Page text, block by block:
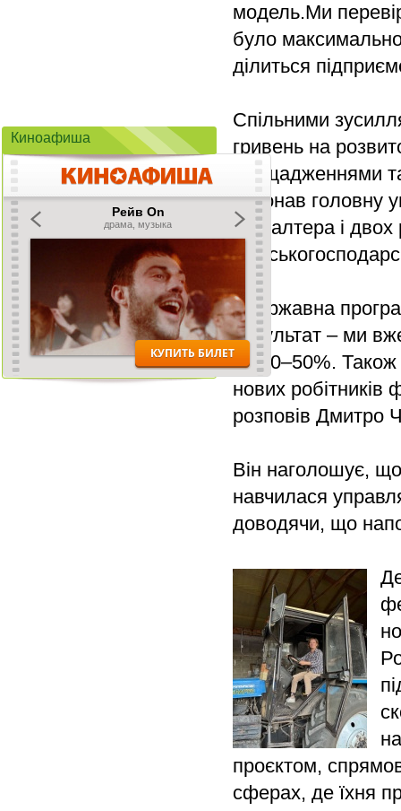
модель.Ми
було
ділиться
Спільними
гривень на
заощадженнями
виконав головну
бухгалтера і
«Державна
результат – ми
на 40–50%.
нових робітників
розповів Дмитро
Він наголошує,
навчилася
доводячи, що
проєктом,
сферах, де їхня
Киноафиша